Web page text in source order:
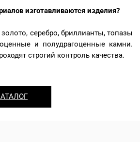
изготавливаются изделия?
серебро, бриллианты, топазы
и полудрагоценные камни.
строгий контроль качества.